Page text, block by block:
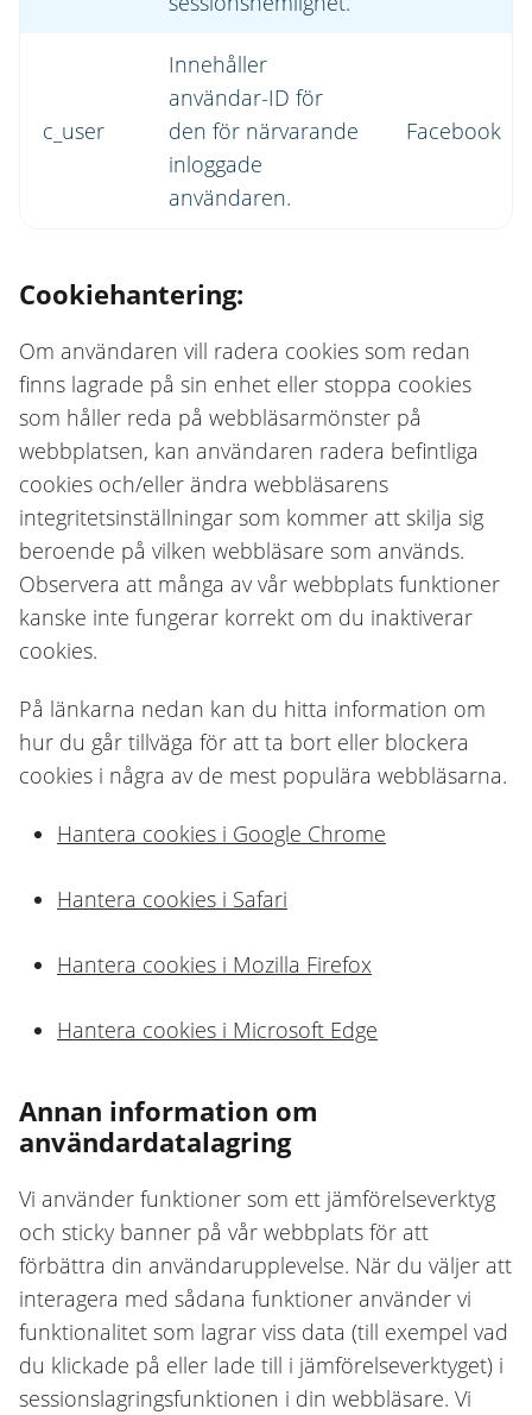
c_user
Innehåller
användar-ID för
den för närvarande
inloggade
användaren.
Facebook
Cookiehantering:
Om användaren vill radera cookies som redan
finns lagrade på sin enhet eller stoppa cookies
som håller reda på webbläsarmönster på
webbplatsen, kan användaren radera befintliga
cookies och/eller ändra webbläsarens
integritetsinställningar som kommer att skilja sig
beroende på vilken webbläsare som används.
Observera att många av vår webbplats funktioner
kanske inte fungerar korrekt om du inaktiverar
cookies.
På länkarna nedan kan du hitta information om
hur du går tillväga för att ta bort eller blockera
cookies i några av de mest populära webbläsarna.
Hantera cookies i Google Chrome
Hantera cookies i Safari
Hantera cookies i Mozilla Firefox
Hantera cookies i Microsoft Edge
Annan information om
användardatalagring
Vi använder funktioner som ett jämförelseverktyg
och sticky banner på vår webbplats för att
förbättra din användarupplevelse. När du väljer att
interagera med sådana funktioner använder vi
funktionalitet som lagrar viss data (till exempel vad
du klickade på eller lade till i jämförelseverktyget) i
sessionslagringsfunktionen i din webbläsare. Vi